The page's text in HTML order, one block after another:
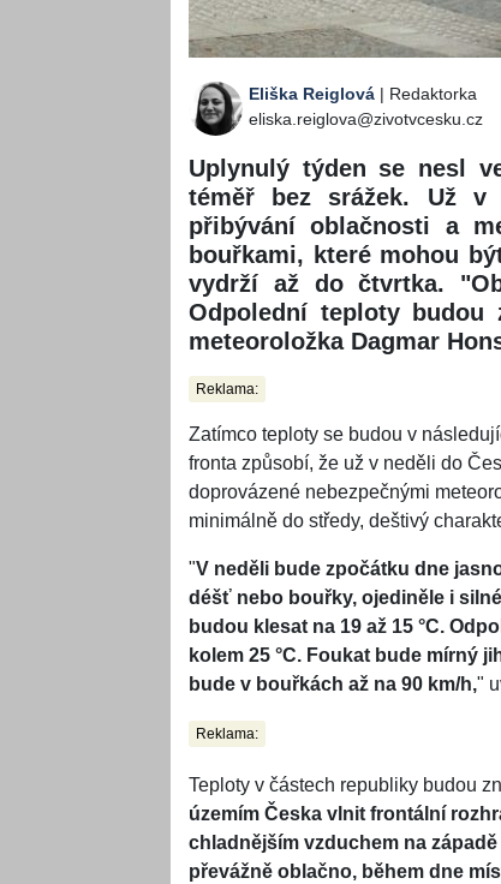
Eliška Reiglová | Redaktorka
eliska.reiglova@zivotvcesku.cz
Uplynulý týden se nesl
téměř bez srážek. Už v
přibývání oblačnosti a
bouřkami, které mohou
vydrží až do čtvrtka.
Odpolední teploty budou
meteoroložka Dagmar
Reklama:
Zatímco teploty se budou v
fronta způsobí, že už v neděli do
doprovázené nebezpečnými
minimálně do středy, deštivý
"V neděli bude zpočátku dne
déšť nebo bouřky, ojediněle i
budou klesat na 19 až 15 °C.
kolem 25 °C. Foukat bude mírný
bude v bouřkách až na 90 km/h,"
Reklama:
Teploty v částech republiky budou
územím Česka vlnit frontální
chladnějším vzduchem na
převážně oblačno, během dne